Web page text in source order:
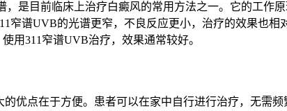
，是目前临床上治疗白癜风的常用方法之一。它的工作
窄谱UVB的光谱更窄，不良反应更小，治疗的效果也
用311窄谱UVB治疗，效果通常较好。
优点在于方便。患者可以在家中自行进行治疗，无需